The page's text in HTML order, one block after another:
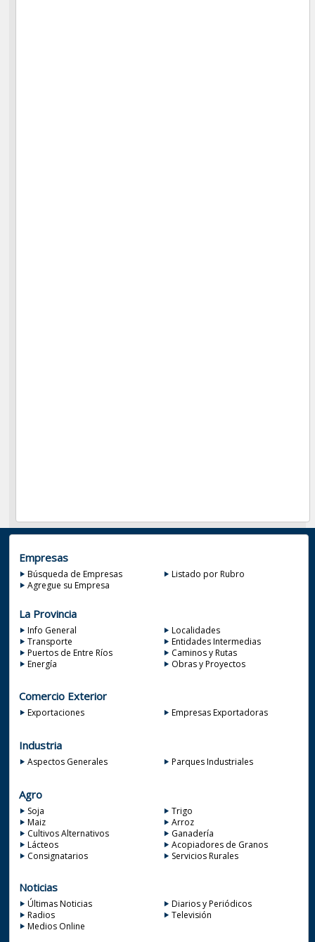
Empresas
Búsqueda de Empresas
Listado por Rubro
Agregue su Empresa
La Provincia
Info General
Localidades
Transporte
Entidades Intermedias
Puertos de Entre Ríos
Caminos y Rutas
Energía
Obras y Proyectos
Comercio Exterior
Exportaciones Empresas Exportadoras
Industria
Aspectos Generales Parques Industriales
Agro
Soja
Trigo
Maiz
Arroz
Cultivos Alternativos
Ganadería
Lácteos
Acopiadores de Granos
Consignatarios
Servicios Rurales
Noticias
Últimas Noticias
Diarios y Periódicos
Radios
Televisión
Medios Online